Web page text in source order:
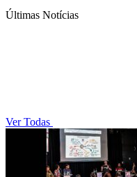
Últimas Notícias
Ver Todas